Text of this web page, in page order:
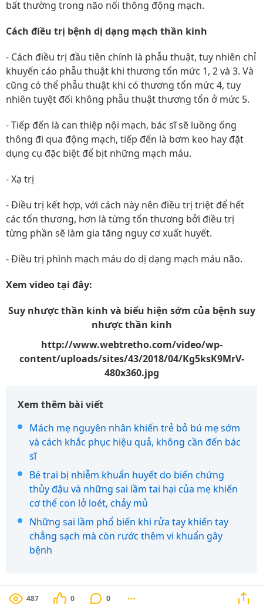
bất thường trong não nối thông động mạch.
Cách điều trị bệnh dị dạng mạch thần kinh
- Cách điều trị đầu tiên chính là phẫu thuật, tuy nhiên chỉ
khuyến cáo phẫu thuật khi thương tổn mức 1, 2 và 3. Và
cũng có thể phẫu thuật khi có thương tổn mức 4, tuy
nhiên tuyệt đối không phẫu thuật thương tổn ở mức 5.
- Tiếp đến là can thiệp nội mạch, bác sĩ sẽ luồng ống
thông đi qua động mạch, tiếp đến là bơm keo hay đặt
dụng cụ đặc biệt để bịt những mạch máu.
- Xạ trị
- Điều trị kết hợp, với cách này nên điều trị triệt để hết
các tổn thương, hơn là từng tổn thương bởi điều trị
từng phần sẽ làm gia tăng nguy cơ xuất huyết.
- Điều trị phình mạch máu do dị dạng mạch máu não.
Xem video tại đây:
Suy nhược thần kinh và biểu hiện sớm của bệnh suy
nhược thần kinh
http://www.webtretho.com/video/wp-
content/uploads/sites/43/2018/04/Kg5ksK9MrV-
480x360.jpg
Xem thêm bài viết
Mách mẹ nguyên nhân khiến trẻ bỏ bú mẹ sớm
và cách khắc phục hiệu quả, không cần đến bác
sĩ
Bé trai bị nhiễm khuẩn huyết do biến chứng
thủy đậu và những sai lầm tai hại của mẹ khiến
cơ thể con lở loét, chảy mủ
Những sai lầm phổ biến khi rửa tay khiến tay
chẳng sạch mà còn rước thêm vi khuẩn gây
bệnh
487 0 0